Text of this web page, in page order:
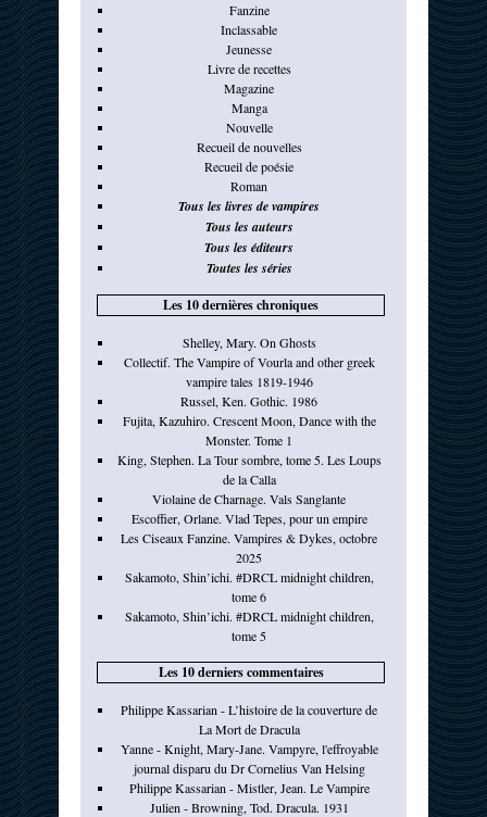
Fanzine
Inclassable
Jeunesse
Livre de recettes
Magazine
Manga
Nouvelle
Recueil de nouvelles
Recueil de poésie
Roman
Tous les livres de vampires
Tous les auteurs
Tous les éditeurs
Toutes les séries
Les 10 dernières chroniques
Shelley, Mary. On Ghosts
Collectif. The Vampire of Vourla and other greek
vampire tales 1819-1946
Russel, Ken. Gothic. 1986
Fujita, Kazuhiro. Crescent Moon, Dance with the
Monster. Tome 1
King, Stephen. La Tour sombre, tome 5. Les Loups
de la Calla
Violaine de Charnage. Vals Sanglante
Escoffier, Orlane. Vlad Tepes, pour un empire
Les Ciseaux Fanzine. Vampires & Dykes, octobre
2025
Sakamoto, Shin’ichi. #DRCL midnight children,
tome 6
Sakamoto, Shin’ichi. #DRCL midnight children,
tome 5
Les 10 derniers commentaires
Philippe Kassarian - L’histoire de la couverture de
La Mort de Dracula
Yanne - Knight, Mary-Jane. Vampyre, l'effroyable
journal disparu du Dr Cornelius Van Helsing
Philippe Kassarian - Mistler, Jean. Le Vampire
Julien - Browning, Tod. Dracula. 1931